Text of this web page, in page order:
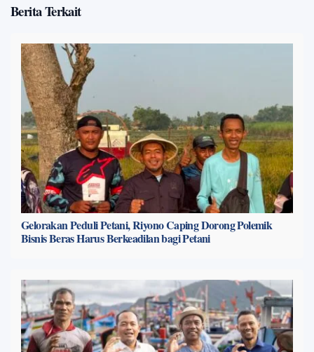
Berita Terkait
Gelorakan Peduli Petani, Riyono Caping Dorong Polemik
Bisnis Beras Harus Berkeadilan bagi Petani